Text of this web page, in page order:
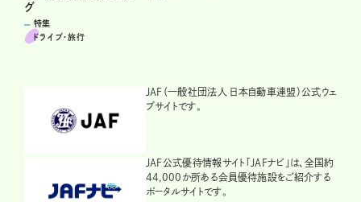
グ
特集
ドライブ･旅行
JAF（一般社団法人 日本自動車連盟）公式ウェ
ブサイトです。
JAF公式優待情報サイト「JAFナビ」は、全国約
44,000か所ある会員優待施設をご紹介する
ポータルサイトです。